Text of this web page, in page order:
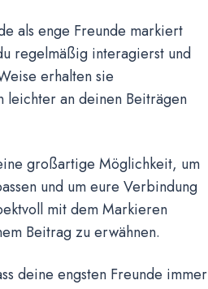
als enge Freunde markiert
regelmäßig interagierst und
erhalten sie
leichter an deinen Beiträgen
großartige Möglichkeit, um
und um eure Verbindung
mit dem Markieren
Beitrag zu erwähnen.
deine engsten Freunde immer